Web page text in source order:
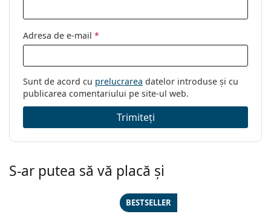
Cod:
0PR 20ZV 16K1O1 54
Adresa de e-mail *
Sunt de acord cu prelucrarea datelor introduse și cu
publicarea comentariului pe site-ul web.
Trimiteți
S-ar putea să vă placă și
BESTSELLER